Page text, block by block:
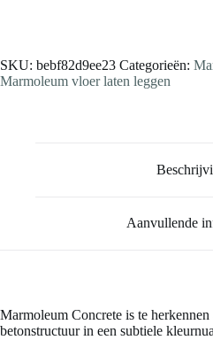
SKU: bebf82d9ee23 Categorieën:
Marmoleum vloer laten leggen
Aanvullende
Marmoleum Concrete is te
betonstructuur in een subtiele